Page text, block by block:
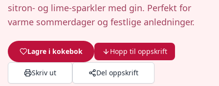
sitron- og lime-sparkler med gin. Perfekt for
varme sommerdager og festlige anledninger.
Lagre i kokebok Hopp til oppskrift
Skriv ut Del oppskrift